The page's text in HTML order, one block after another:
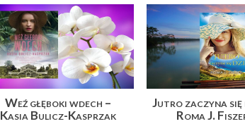
Weź głęboki wdech –
Kasia Bulicz-Kasprzak
Jutro zaczyna się
Roma J.